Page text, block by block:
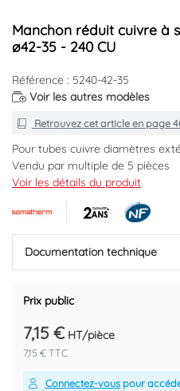
Manchon réduit cuivre à souder double femelle
ø42-35 - 240 CU
Référence : 5240-42-35
Voir les autres modèles
Retrouvez cet article en page
Pour tubes cuivre diamètres
Vendu par multiple de 5 pièces
Code EAN : 3383951127222
Voir les détails du produit
Documentation technique
Prix public
7,15 € HT/pièce
7,15 € TTC
Connectez-vous pour